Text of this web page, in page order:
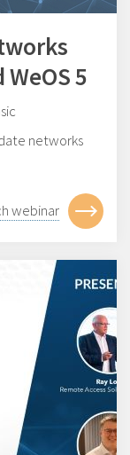
5
networks
webinar